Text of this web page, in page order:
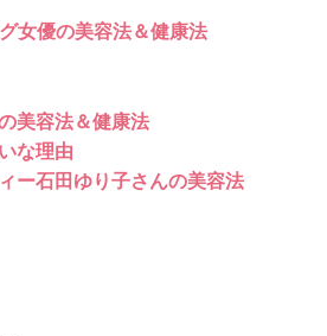
女優の美容法＆健康法
美容法＆健康法
な理由
ー石田ゆり子さんの美容法